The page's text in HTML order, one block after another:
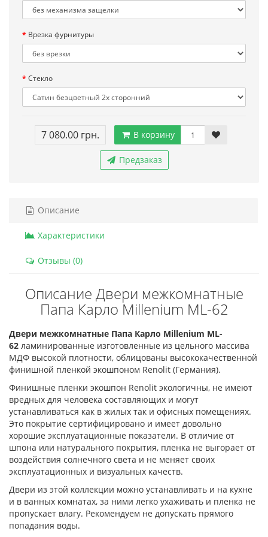
Врезка фурнитуры
Стекло
7 080.00 грн. В корзину
Предзаказ
Описание
Характеристики
Отзывы (0)
Описание Двери межкомнатные
Папа Карло Millenium ML-62
Двери межкомнатные Папа Карло Millenium ML-
62 ламинированные изготовленные из цельного массива
МДФ высокой плотности, облицованы высококачественной
финишной пленкой экошпоном Renolit (Германия).
Финишные пленки экошпон Renolit экологичны, не имеют
вредных для человека составляющих и могут
устанавливаться как в жилых так и офисных помещениях.
Это покрытие сертифицировано и имеет довольно
хорошие эксплуатационные показатели. В отличие от
шпона или натурального покрытия, пленка не выгорает от
воздействия солнечного света и не меняет своих
эксплуатационных и визуальных качеств.
Двери из этой коллекции можно устанавливать и на кухне
и в ванных комнатах, за ними легко ухаживать и пленка не
пропускает влагу. Рекомендуем не допускать прямого
попадания воды.